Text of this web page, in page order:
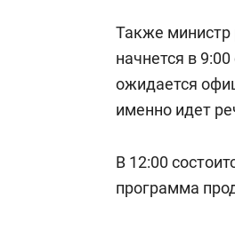
Также министр
начнется в
ожидается
именно идет
В 12:00
программа